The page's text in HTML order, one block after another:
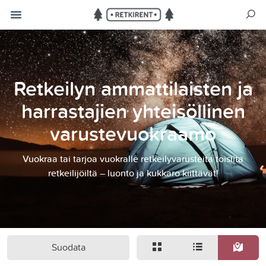
Retkeilyn ammattilaisten ja
harrastajien yhteisöllinen
varustevuokraamo
Vuokraa tai tarjoa vuokralle retkeilyvarusteita toisilta
retkeilijöiltä – luonto ja kukkaro kiittävät!
Suodata